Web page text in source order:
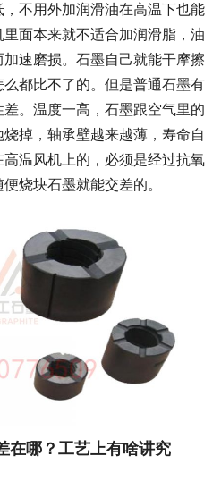
不用外加润滑油在高温下也能
面本来就不适合加润滑脂，油
速磨损。石墨自己就能干摩擦
都比不了的。但是普通石墨有
。温度一高，石墨跟空气里的
掉，轴承壁越来越薄，寿命自
温风机上的，必须是经过抗氧
烧块石墨就能交差的。
在哪？工艺上有啥讲究